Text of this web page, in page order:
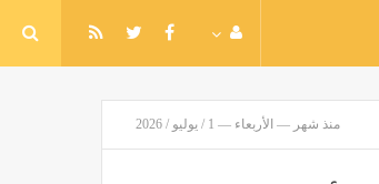
منذ شهر — الأربعاء — 1 / يوليو / 2026